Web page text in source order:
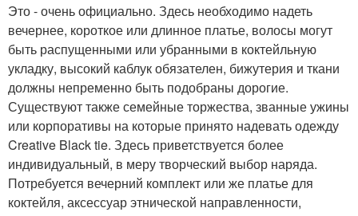
Это - очень официально. Здесь необходимо надеть
вечернее, короткое или длинное платье, волосы могут
быть распущенными или убранными в коктейльную
укладку, высокий каблук обязателен, бижутерия и ткани
должны непременно быть подобраны дорогие.
Существуют также семейные торжества, званные ужины
или корпоративы на которые принято надевать одежду
Creative Black tie. Здесь приветствуется более
индивидуальный, в меру творческий выбор наряда.
Потребуется вечерний комплект или же платье для
коктейля, аксессуар этнической направленности,